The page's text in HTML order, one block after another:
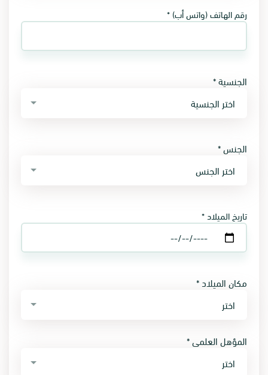
رقم الهاتف (واتس أب) *
الجنسية *
اختر الجنسية
الجنس *
اختر الجنس
تاريخ الميلاد *
مكان الميلاد *
اختر
المؤهل العلمي *
اختر